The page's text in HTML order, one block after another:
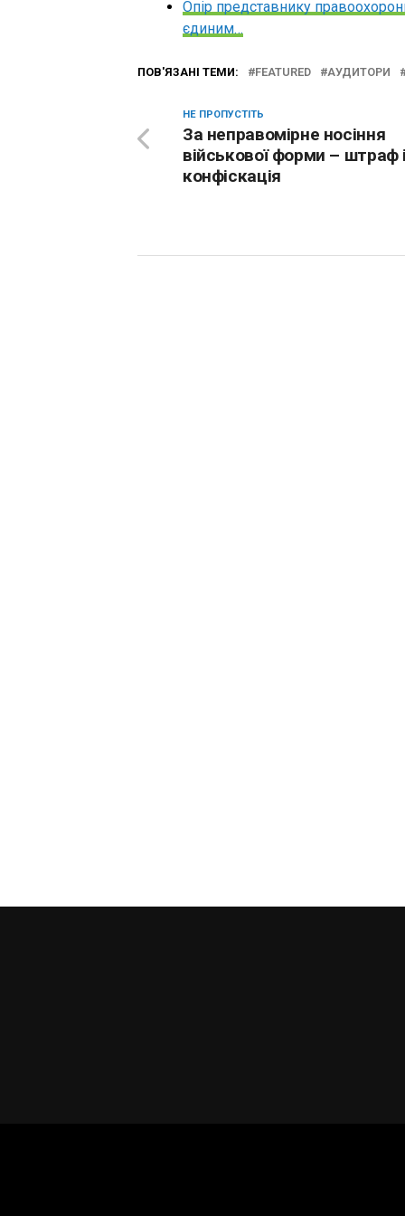
Опір представнику
єдиним…
ПОВ'ЯЗАНІ ТЕМИ: FEATURED АУДИТОРИ
НЕ ПРОПУСТІТЬ
За неправомірне носіння
військової форми – штраф і
конфіскація